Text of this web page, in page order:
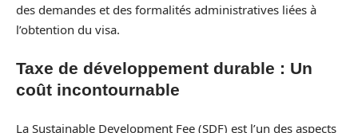
des demandes et des formalités administratives liées à
l’obtention du visa.
Taxe de développement durable : Un
coût incontournable
La Sustainable Development Fee (SDF) est l’un des aspects